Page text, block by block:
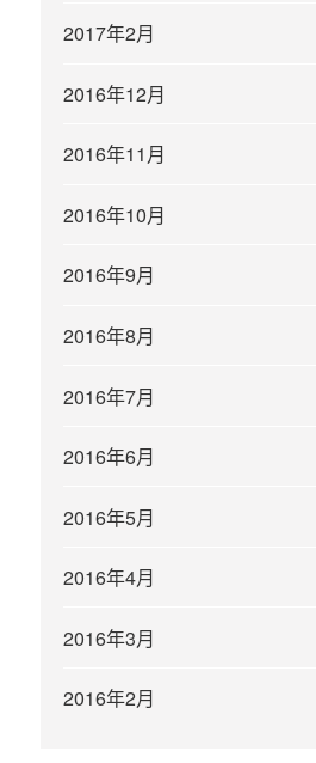
2017年2月
2016年12月
2016年11月
2016年10月
2016年9月
2016年8月
2016年7月
2016年6月
2016年5月
2016年4月
2016年3月
2016年2月